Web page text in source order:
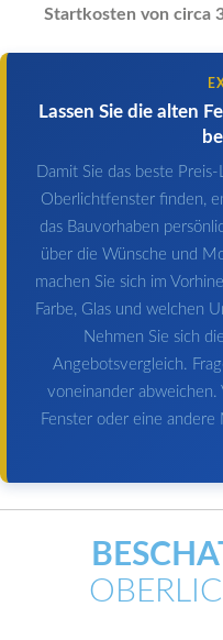
Startkosten von circa
Lassen Sie die alten
Damit Sie das beste
Oberlichtfenster finden,
das Bauvorhaben
über die Wünsche und
machen Sie sich im
Farbe, Glas und welchen
Nehmen Sie sich
Angebotsvergleich.
voneinander
Fenster oder eine